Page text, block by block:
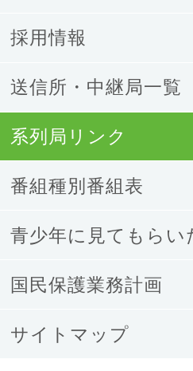
採用情報
送信所・中継局一覧
系列局リンク
番組種別番組表
青少年に見てもらい
国民保護業務計画
サイトマップ